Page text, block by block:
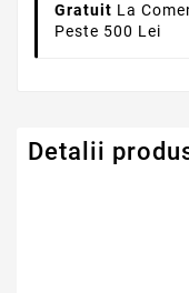
Gratuit La
Peste 500 Lei
Detalii